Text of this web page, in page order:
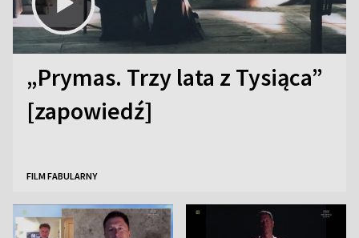
„Prymas. Trzy lata z Tysiąca”
[zapowiedź]
FILM FABULARNY